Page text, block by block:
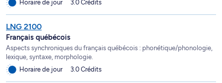
Horaire de jour
3.0 Crédits
LNG 2100
Français québécois
Aspects synchroniques du français québécois : phonétique/phonologie,
lexique, syntaxe, morphologie.
Horaire de jour
3.0 Crédits